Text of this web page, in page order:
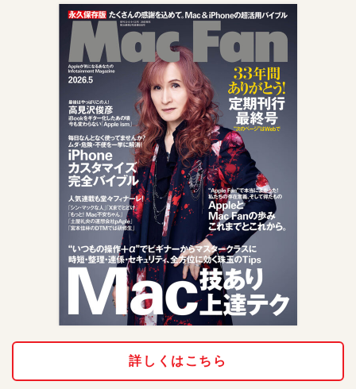
詳しくはこちら